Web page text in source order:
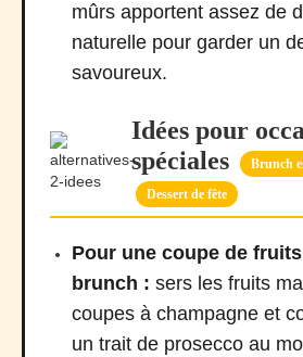
mûrs apportent assez de
naturelle pour garder un
savoureux.
Idées pour
spéciales
Brunch
Dessert de fête
Pour une coupe de
brunch : sers les fruits
coupes à champagne et
un trait de prosecco au